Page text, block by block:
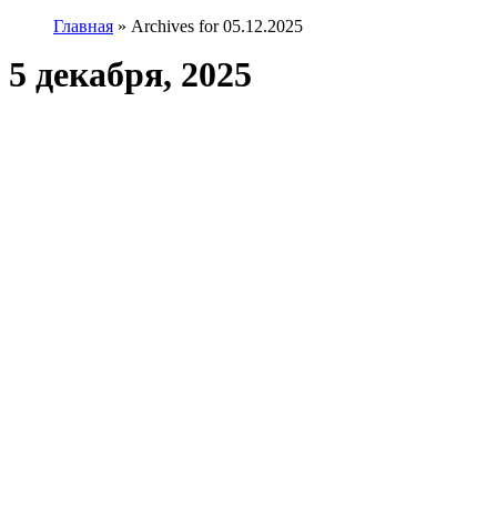
Главная » Archives for 05.12.2025
5 декабря, 2025